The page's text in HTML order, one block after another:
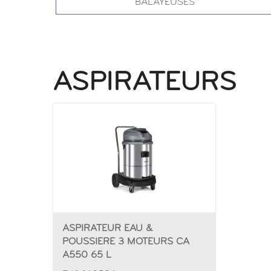
BALAYEUSES
ASPIRATEURS
ASPIRATEUR EAU &
POUSSIERE 3 MOTEURS CA
A550 65 L